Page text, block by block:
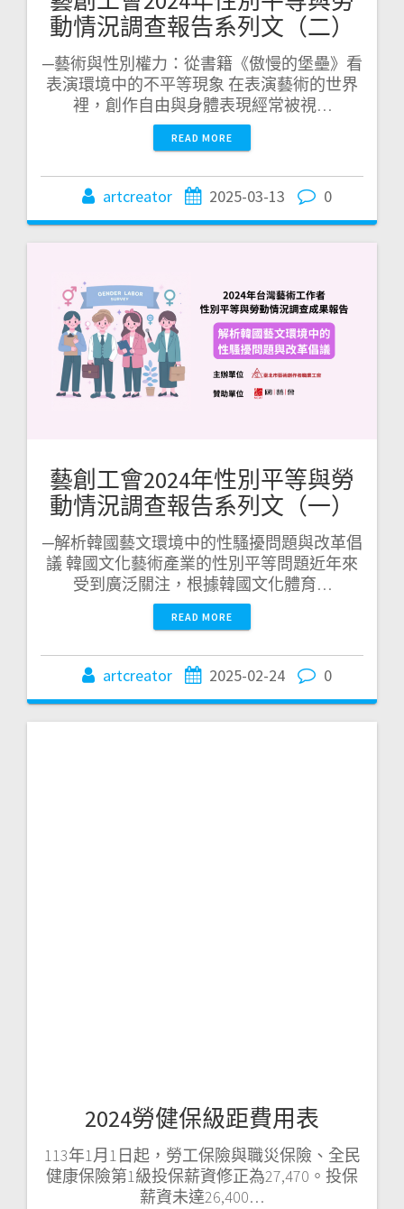
動情況調查報告系列文（二）
─藝術與性別權力：從書籍《傲慢的堡壘》看
表演環境中的不平等現象 在表演藝術的世界
裡，創作自由與身體表現經常被視…
READ MORE
artcreator 2025-03-13 0
藝創工會2024年性別平等與勞
動情況調查報告系列文（一）
─解析韓國藝文環境中的性騷擾問題與改革倡
議 韓國文化藝術產業的性別平等問題近年來
受到廣泛關注，根據韓國文化體育…
READ MORE
artcreator 2025-02-24 0
2024勞健保級距費用表
113年1月1日起，勞工保險與職災保險、全民
健康保險第1級投保薪資修正為27,470。投保
薪資未達26,400…